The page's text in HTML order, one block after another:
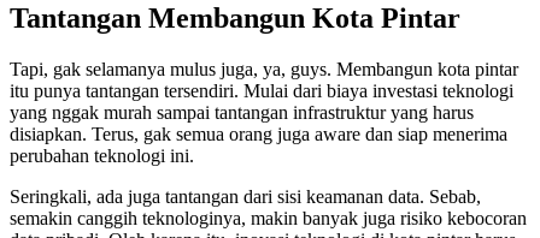
Tantangan Membangun Kota Pintar
Tapi, gak selamanya mulus juga, ya, guys. Membangun kota pintar
itu punya tantangan tersendiri. Mulai dari biaya investasi teknologi
yang nggak murah sampai tantangan infrastruktur yang harus
disiapkan. Terus, gak semua orang juga aware dan siap menerima
perubahan teknologi ini.
Seringkali, ada juga tantangan dari sisi keamanan data. Sebab,
semakin canggih teknologinya, makin banyak juga risiko kebocoran